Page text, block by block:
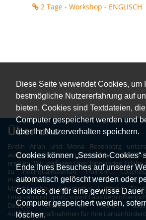
Diese Seite verwendet Cookies, um
bestmögliche Nutzererfahrung auf
bieten. Cookies sind Textdateien,
Computer gespeichert werden und
über Ihr Nutzerverhalten speichern.
Cookies können „Session-Cookies“
Ende Ihres Besuches auf unserer
automatisch gelöscht werden oder
Cookies, die für eine gewisse Dauer
Computer gespeichert werden,
löschen.
2 Tage - Workshop - ENGLISCH
Über uns
Evelin Arian und Mona Rosenberg
ausgesuchten Partnern nachhaltige
erzielen. Wir verfügen über langjährige
zu hochqualifizierten Trainern,
Präsentatoren aus
Maschinenbau, Automotive, Luftfahrt,
Finanzen und Sport, sowohl aus dem
Dadurch stellen wir sicher,
Ausbildungmaßnahmen für Ihre